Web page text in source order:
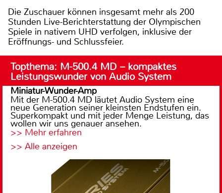
Die Zuschauer können insgesamt mehr als 200
Stunden Live-Berichterstattung der Olympischen
Spiele in nativem UHD verfolgen, inklusive der
Eröffnungs- und Schlussfeier.
Topthema: M-500.4 MD – kompaktes
Leistungswunder von Audio System
Miniatur-Wunder-Amp
Mit der M-500.4 MD läutet Audio System eine
neue Generation seiner kleinsten Endstufen ein.
Superkompakt und mit jeder Menge Leistung, das
wollen wir uns genauer ansehen.
>> Mehr erfahren
>> Alle anzeigen